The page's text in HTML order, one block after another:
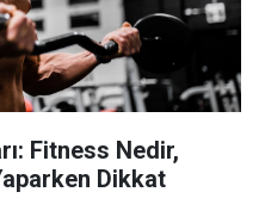
Fitness Nedir,
Dikkat